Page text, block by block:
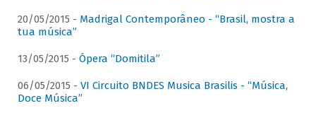
20/05/2015 - Madrigal Contemporâneo - “Brasil, mostra a
tua música”
13/05/2015 - Ópera “Domitila”
06/05/2015 - VI Circuito BNDES Musica Brasilis - “Música,
Doce Música”